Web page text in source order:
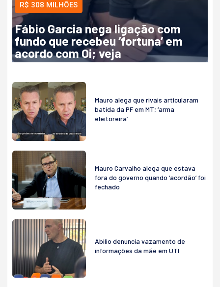
R$ 308 MILHÕES
Fábio Garcia nega ligação com
fundo que recebeu ‘fortuna’ em
acordo com Oi; veja
Mauro alega que rivais articularam
batida da PF em MT; ‘arma
eleitoreira’
Mauro Carvalho alega que estava
fora do governo quando ‘acordão’ foi
fechado
Abilio denuncia vazamento de
informações da mãe em UTI